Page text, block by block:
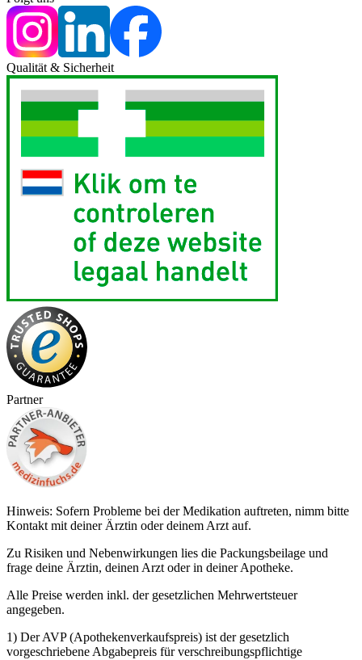
Qualität & Sicherheit
Partner
Hinweis: Sofern Probleme bei der Medikation auftreten, nimm bitte
Kontakt mit deiner Ärztin oder deinem Arzt auf.
Zu Risiken und Nebenwirkungen lies die Packungsbeilage und
frage deine Ärztin, deinen Arzt oder in deiner Apotheke.
Alle Preise werden inkl. der gesetzlichen Mehrwertsteuer
angegeben.
1) Der AVP (Apothekenverkaufspreis) ist der gesetzlich
vorgeschriebene Abgabepreis für verschreibungspflichtige